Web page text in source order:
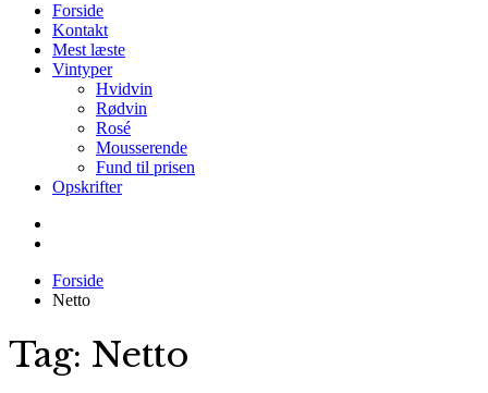
Forside
Kontakt
Mest læste
Vintyper
Hvidvin
Rødvin
Rosé
Mousserende
Fund til prisen
Opskrifter
Forside
Netto
Tag: Netto